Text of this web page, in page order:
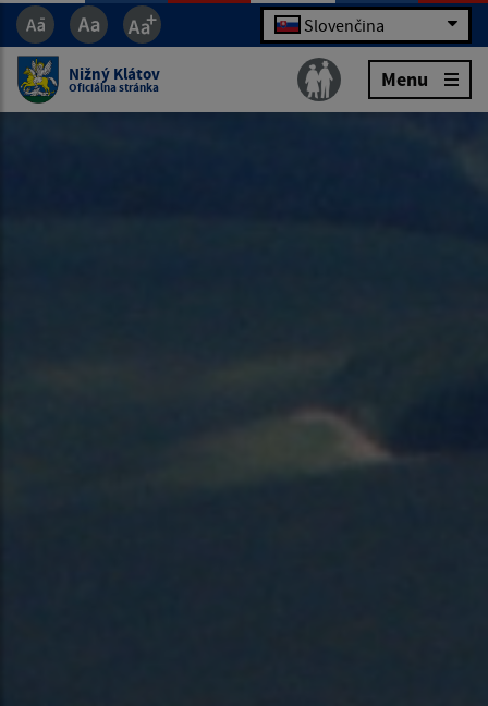
Slovenčina
Nižný Klátov
Oficiálna stránka Menu